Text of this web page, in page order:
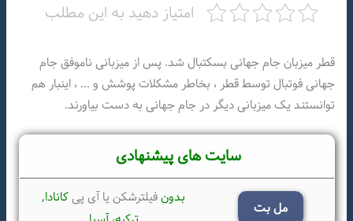
امتیاز دهید به این مطلب
قطر میزبان جام جهانی بسکتبال شد. پس از میزبانی ناموفق جام
جهانی فوتبال توسط قطر ، بخاطر مشکلات پوشش و … ، اینبار هم
توانستند یک میزبانی دیگر در جام جهانی به دست بیاورند.
سایت های پیشنهادی
مل بت
بدونفیلترشکن یا آی پیکانادا,